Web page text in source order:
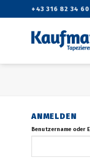
Inhalt
springen
+43 316 82 34 60
ANMELDEN
Benutzername oder